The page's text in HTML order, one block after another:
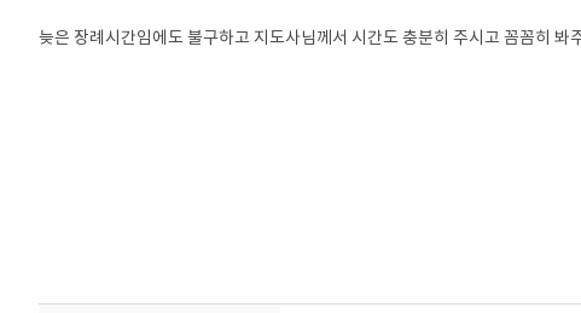
늦은 장례시간임에도 불구하고 지도사님께서 시간도 충분히 주시고 꼼꼼히 봐